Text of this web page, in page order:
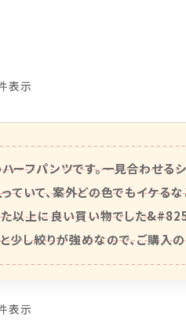
表示
ーフパンツです。一見合わせる
ていて、案外どの色でもイケるな
た以上に良い買い物でした
少し絞りが強めなので、ご購入
表示